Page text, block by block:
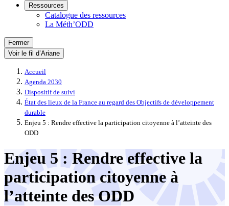
Ressources
Catalogue des ressources
La Méth’ODD
Fermer
Voir le fil d’Ariane
Accueil
Agenda 2030
Dispositif de suivi
État des lieux de la France au regard des Objectifs de développement
durable
Enjeu 5 : Rendre effective la participation citoyenne à l’atteinte des
ODD
Enjeu 5 : Rendre effective la
participation citoyenne à
l’atteinte des ODD